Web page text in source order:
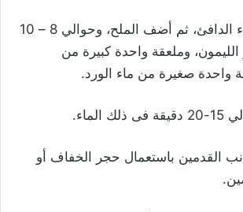
خذ حوض من الماء الدافئ، ثم أضف الملح، وحوالي 8 – 10
وملعقة واحدة كبيرة من
واحدة صغيرة من ماء الورد.
القدمين باستعمال حجر الخفاف أو